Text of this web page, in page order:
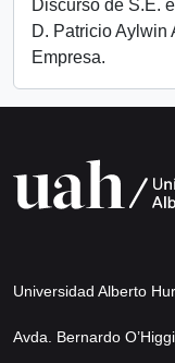
Discurso de S.E.
D. Patricio Aylwin
Empresa.
Universidad Alberto
Avda. Bernardo